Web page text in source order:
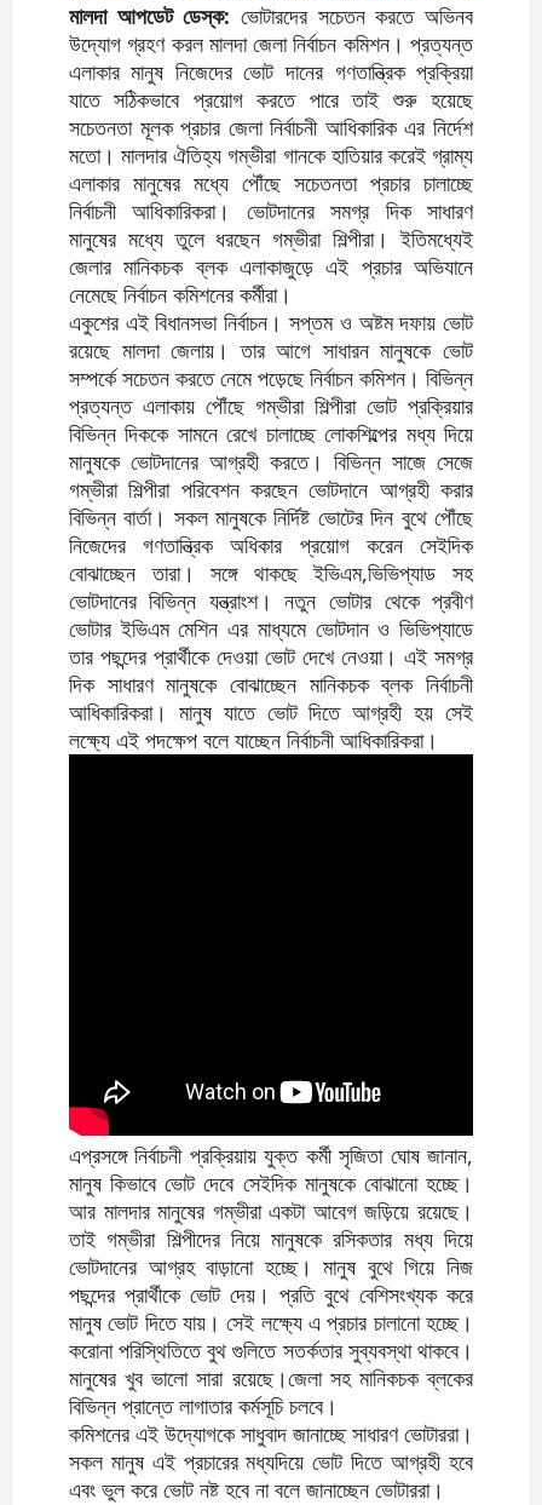
মালদা আপডেট ডেস্ক: ভোটারদের সচেতন করতে অভিনব
উদ্যোগ গ্রহণ করল মালদা জেলা নির্বাচন কমিশন। প্রত্যন্ত
এলাকার মানুষ নিজেদের ভোট দানের গণতান্ত্রিক প্রক্রিয়া
যাতে সঠিকভাবে প্রয়োগ করতে পারে তাই শুরু হয়েছে
সচেতনতা মূলক প্রচার জেলা নির্বাচনী আধিকারিক এর নির্দেশ
মতো। মালদার ঐতিহ্য গম্ভীরা গানকে হাতিয়ার করেই গ্রাম্য
এলাকার মানুষের মধ্যে পৌঁছে সচেতনতা প্রচার চালাচ্ছে
নির্বাচনী আধিকারিকরা। ভোটদানের সমগ্র দিক সাধারণ
মানুষের মধ্যে তুলে ধরছেন গম্ভীরা শিল্পীরা। ইতিমধ্যেই
জেলার মানিকচক ব্লক এলাকাজুড়ে এই প্রচার অভিযানে
নেমেছে নির্বাচন কমিশনের কর্মীরা।
একুশের এই বিধানসভা নির্বাচন। সপ্তম ও অষ্টম দফায় ভোট
রয়েছে মালদা জেলায়। তার আগে সাধারন মানুষকে ভোট
সম্পর্কে সচেতন করতে নেমে পড়েছে নির্বাচন কমিশন। বিভিন্ন
প্রত্যন্ত এলাকায় পৌঁছে গম্ভীরা শিল্পীরা ভোট প্রক্রিয়ার
বিভিন্ন দিককে সামনে রেখে চালাচ্ছে লোকশিল্পের মধ্য দিয়ে
মানুষকে ভোটদানের আগ্রহী করতে। বিভিন্ন সাজে সেজে
গম্ভীরা শিল্পীরা পরিবেশন করছেন ভোটদানে আগ্রহী করার
বিভিন্ন বার্তা। সকল মানুষকে নির্দিষ্ট ভোটের দিন বুথে পৌঁছে
নিজেদের গণতান্ত্রিক অধিকার প্রয়োগ করেন সেইদিক
বোঝাচ্ছেন তারা। সঙ্গে থাকছে ইভিএম,ভিভিপ্যাড সহ
ভোটদানের বিভিন্ন যন্ত্রাংশ। নতুন ভোটার থেকে প্রবীণ
ভোটার ইভিএম মেশিন এর মাধ্যমে ভোটদান ও ভিভিপ্যাডে
তার পছন্দের প্রার্থীকে দেওয়া ভোট দেখে নেওয়া। এই সমগ্র
দিক সাধারণ মানুষকে বোঝাচ্ছেন মানিকচক ব্লক নির্বাচনী
আধিকারিকরা। মানুষ যাতে ভোট দিতে আগ্রহী হয় সেই
লক্ষ্যে এই পদক্ষেপ বলে যাচ্ছেন নির্বাচনী আধিকারিকরা।
এপ্রসঙ্গে নির্বাচনী প্রক্রিয়ায় যুক্ত কর্মী সৃজিতা ঘোষ জানান,
মানুষ কিভাবে ভোট দেবে সেইদিক মানুষকে বোঝানো হচ্ছে।
আর মালদার মানুষের গম্ভীরা একটা আবেগ জড়িয়ে রয়েছে।
তাই গম্ভীরা শিল্পীদের নিয়ে মানুষকে রসিকতার মধ্য দিয়ে
ভোটদানের আগ্রহ বাড়ানো হচ্ছে। মানুষ বুথে গিয়ে নিজ
পছন্দের প্রার্থীকে ভোট দেয়। প্রতি বুথে বেশিসংখ্যক করে
মানুষ ভোট দিতে যায়। সেই লক্ষ্যে এ প্রচার চালানো হচ্ছে।
করোনা পরিস্থিতিতে বুথ গুলিতে সতর্কতার সুব্যবস্থা থাকবে।
মানুষের খুব ভালো সারা রয়েছে।জেলা সহ মানিকচক ব্লকের
বিভিন্ন প্রান্তে লাগাতার কর্মসূচি চলবে।
কমিশনের এই উদ্যোগকে সাধুবাদ জানাচ্ছে সাধারণ ভোটাররা।
সকল মানুষ এই প্রচারের মধ্যদিয়ে ভোট দিতে আগ্রহী হবে
এবং ভুল করে ভোট নষ্ট হবে না বলে জানাচ্ছেন ভোটাররা।